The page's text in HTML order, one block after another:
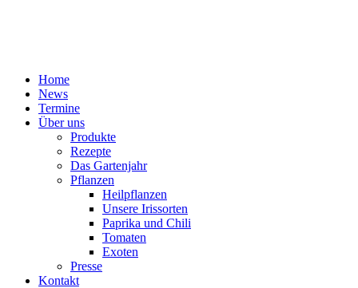
Home
News
Termine
Über uns
Produkte
Rezepte
Das Gartenjahr
Pflanzen
Heilpflanzen
Unsere Irissorten
Paprika und Chili
Tomaten
Exoten
Presse
Kontakt